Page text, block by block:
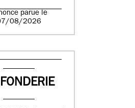
parue le
08/2026